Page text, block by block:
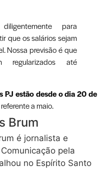
para
que os salários sejam
Nossa previsão é que
regularizados até
PJ estão desde o dia 20 de
a maio.
Brum
é jornalista e
pela
no Espírito Santo